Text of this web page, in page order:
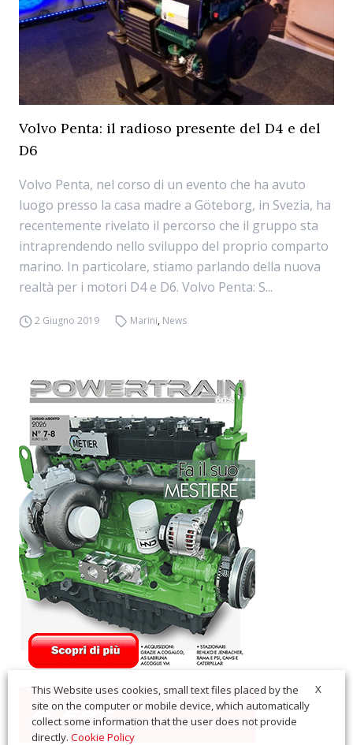
Volvo Penta: il radioso presente del D4 e del
D6
Volvo Penta, nel corso di un evento che ha avuto
luogo presso la casa madre a Göteborg, in Svezia, ha
recentemente rivelato il percorso che il gruppo sta
intraprendendo nello sviluppo del proprio comparto
marino. In particolare, stiamo parlando della nuova
realtà per i motori D4 e D6. Volvo Penta: S...
2 Giugno 2019 Marini, News
X
This Website uses cookies, small text files placed by the
site on the computer or mobile device, which automatically
collect some information that the user does not provide
directly. Cookie Policy